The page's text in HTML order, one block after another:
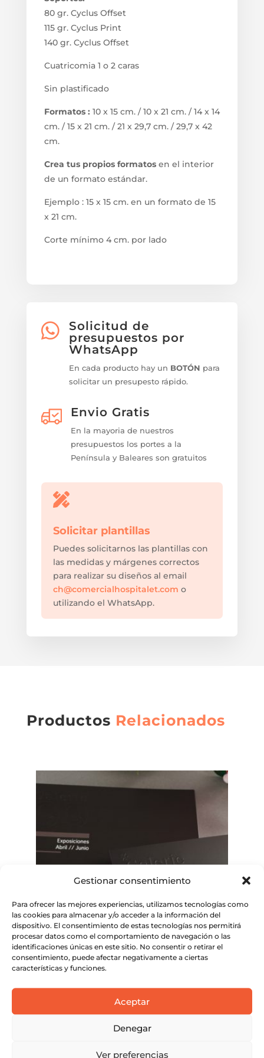
Gestionar consentimiento
Para ofrecer las mejores experiencias, utilizamos tecnologías como
las cookies para almacenar y/o acceder a la información del
dispositivo. El consentimiento de estas tecnologías nos permitirá
procesar datos como el comportamiento de navegación o las
identificaciones únicas en este sitio. No consentir o retirar el
consentimiento, puede afectar negativamente a ciertas
características y funciones.
Aceptar
Denegar
Ver preferencias
80 gr. Cyclus Offset
115 gr. Cyclus Print
140 gr. Cyclus Offset
Cuatricomia 1 o 2 caras
Sin plastificado
Formatos : 10 x 15 cm. / 10 x 21 cm. / 14 x 14
cm. / 15 x 21 cm. / 21 x 29,7 cm. / 29,7 x 42
cm.
Crea tus propios formatos en el interior
de un formato estándar.
Ejemplo : 15 x 15 cm. en un formato de 15
x 21 cm.
Corte mínimo 4 cm. por lado

Solicitud de
presupuestos por
WhatsApp
En cada producto hay un BOTÓN para
solicitar un presupesto rápido.
Envio Gratis
En la mayoria de nuestros
presupuestos los portes a la
Península y Baleares son gratuitos

Solicitar plantillas
Puedes solicitarnos las plantillas con
las medidas y márgenes correctos
para realizar su diseños al email
ch@comercialhospitalet.com o
utilizando el WhatsApp.
Productos Relacionados
Flyer gofrado
SELECCIONAR OPCIONES
Este
variantes.
SELECCIONAR OPCIONES
Este